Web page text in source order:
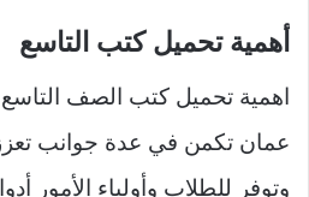
أهمية تحميل كتب التاسع
اهمية تحميل كتب الصف
عمان تكمن في عدة جوانب
وتوفر للطلاب وأولياء الأمور